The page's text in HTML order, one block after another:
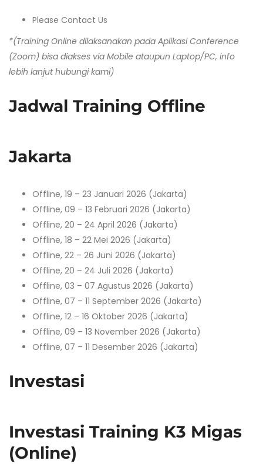
Please Contact Us
*(Training Online dilaksanakan pada Aplikasi Conference
(Zoom) bisa diakses via Mobile ataupun Laptop/PC, info
lebih lanjut hubungi kami)
Jadwal Training Offline
Jakarta
Offline, 19 – 23 Januari 2026 (Jakarta)
Offline, 09 – 13 Februari 2026 (Jakarta)
Offline, 20 – 24 April 2026 (Jakarta)
Offline, 18 – 22 Mei 2026 (Jakarta)
Offline, 22 – 26 Juni 2026 (Jakarta)
Offline, 20 – 24 Juli 2026 (Jakarta)
Offline, 03 – 07 Agustus 2026 (Jakarta)
Offline, 07 – 11 September 2026 (Jakarta)
Offline, 12 – 16 Oktober 2026 (Jakarta)
Offline, 09 – 13 November 2026 (Jakarta)
Offline, 07 – 11 Desember 2026 (Jakarta)
Investasi
Investasi Training K3 Migas
(Online)